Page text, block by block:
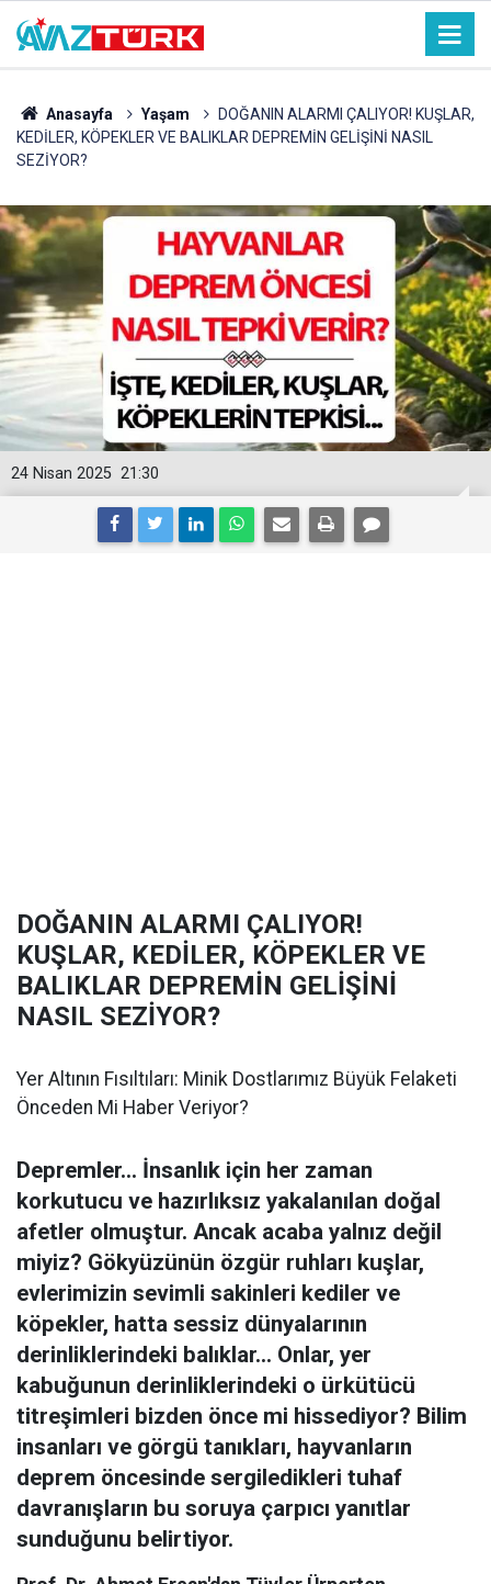
Anasayfa Yaşam
DOĞANIN ALARMI ÇALIYOR! KUŞLAR,
KEDİLER, KÖPEKLER VE BALIKLAR DEPREMİN GELİŞİNİ NASIL
SEZİYOR?
21:30
24 Nisan 2025
DOĞANIN ALARMI ÇALIYOR!
KUŞLAR, KEDİLER, KÖPEKLER VE
BALIKLAR DEPREMİN GELİŞİNİ
NASIL SEZİYOR?
Yer Altının Fısıltıları: Minik Dostlarımız Büyük Felaketi
Önceden Mi Haber Veriyor?
Depremler... İnsanlık için her zaman
korkutucu ve hazırlıksız yakalanılan doğal
afetler olmuştur. Ancak acaba yalnız değil
miyiz? Gökyüzünün özgür ruhları kuşlar,
evlerimizin sevimli sakinleri kediler ve
köpekler, hatta sessiz dünyalarının
derinliklerindeki balıklar... Onlar, yer
kabuğunun derinliklerindeki o ürkütücü
titreşimleri bizden önce mi hissediyor? Bilim
insanları ve görgü tanıkları, hayvanların
deprem öncesinde sergiledikleri tuhaf
davranışların bu soruya çarpıcı yanıtlar
sunduğunu belirtiyor.